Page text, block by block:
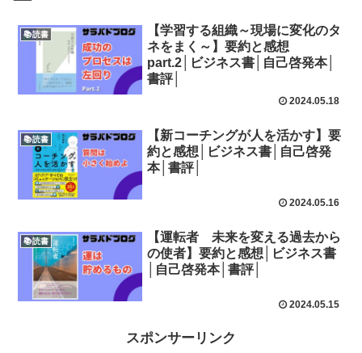
📚読書
【学習する組織～現場に変化のタ
ネをまく～】要約と感想
part.2│ビジネス書│自己啓発本│
書評│
2024.05.18
📚読書
【新コーチングが人を活かす】要
約と感想│ビジネス書│自己啓発
本│書評│
2024.05.16
📚読書
【運転者 未来を変える過去から
の使者】要約と感想│ビジネス書
│自己啓発本│書評│
2024.05.15
スポンサーリンク